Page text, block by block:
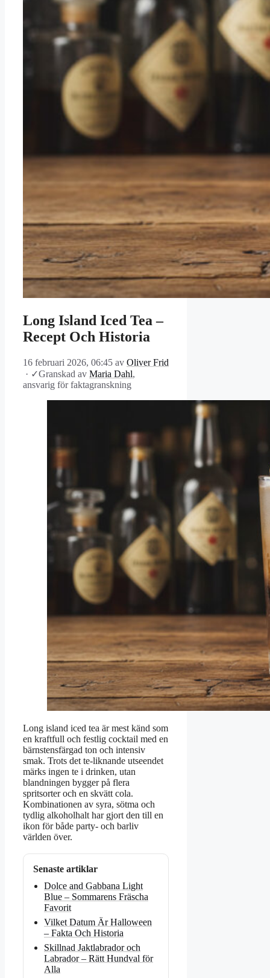
Long Island Iced Tea –
Recept Och Historia
16 februari 2026, 06:45 av Oliver Frid
· ✓Granskad av Maria Dahl,
ansvarig för faktagranskning
Long island iced tea är mest känd som
en kraftfull och festlig cocktail med en
bärnstensfärgad ton och intensiv
smak. Trots det te-liknande utseendet
märks ingen te i drinken, utan
blandningen bygger på flera
spritsorter och en skvätt cola.
Kombinationen av syra, sötma och
tydlig alkoholhalt har gjort den till en
ikon för både party- och barliv
världen över.
Senaste artiklar
Dolce and Gabbana Light
Blue – Sommarens Fräscha
Favorit
Vilket Datum Är Halloween
– Fakta Och Historia
Skillnad Jaktlabrador och
Labrador – Rätt Hundval för
Alla